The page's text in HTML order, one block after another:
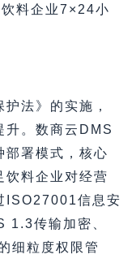
料企业7×24小
法》的实施，
升。数商云DMS
部署模式，核心
饮料企业对经营
ISO27001信息安
1.3传输加密、
细粒度权限管